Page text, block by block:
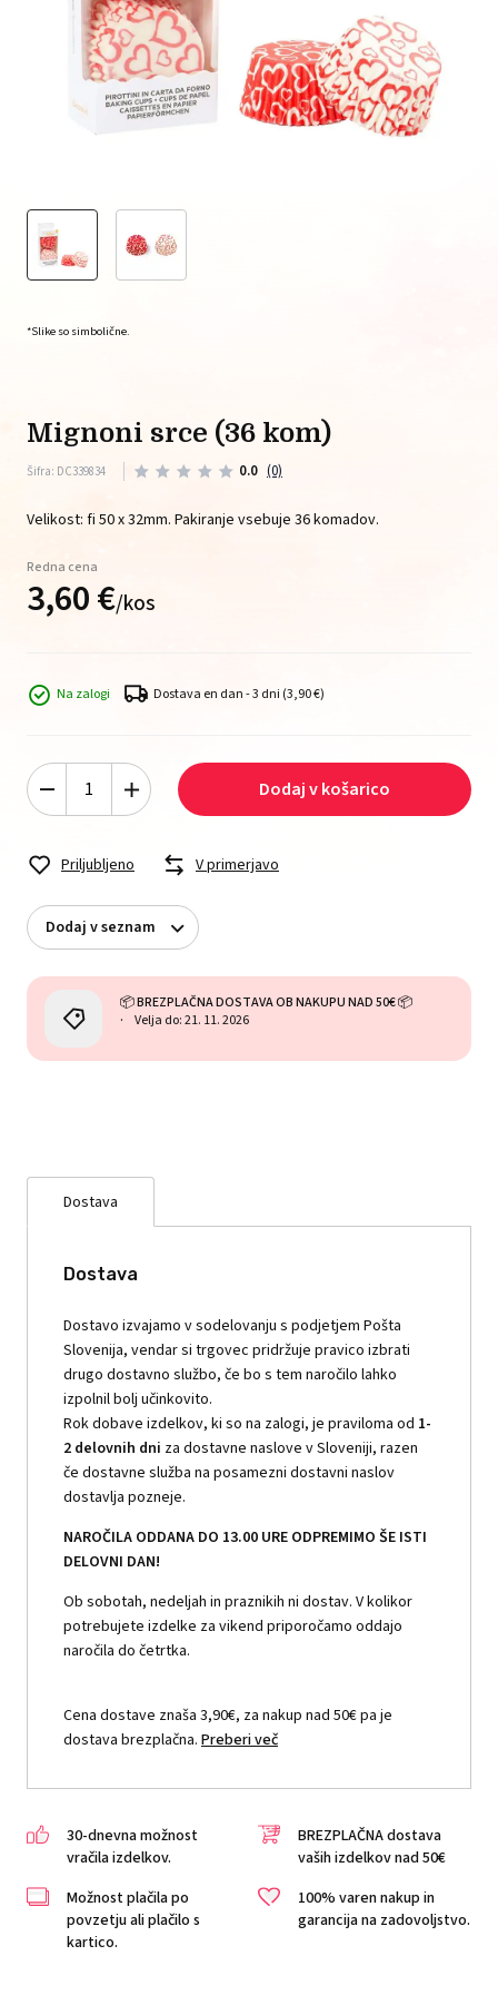
*Slike so simbolične.
mignoni srce (36 kom)
Šifra: DC339834 0.0 (0)
Velikost: fi 50 x 32mm. Pakiranje vsebuje 36 komadov.
Redna cena
3,60€/kos
Na zalogi Dostava en dan - 3 dni (3,90 €)
Dodaj v košarico
Priljubljeno V primerjavo
Dodaj v seznam
📦 BREZPLAČNA DOSTAVA OB NAKUPU NAD 50€ 📦
Velja do: 21. 11. 2026
Dostava
Dostava
Dostavo izvajamo v sodelovanju s podjetjem Pošta
Slovenija, vendar si trgovec pridržuje pravico izbrati
drugo dostavno službo, če bo s tem naročilo lahko
izpolnil bolj učinkovito.
Rok dobave izdelkov, ki so na zalogi, je praviloma od 1-
2 delovnih dni za dostavne naslove v Sloveniji, razen
če dostavne služba na posamezni dostavni naslov
dostavlja pozneje.
NAROČILA ODDANA DO 13.00 URE ODPREMIMO ŠE ISTI
DELOVNI DAN!
Ob sobotah, nedeljah in praznikih ni dostav. V kolikor
potrebujete izdelke za vikend priporočamo oddajo
naročila do četrtka.
Cena dostave znaša 3,90€, za nakup nad 50€ pa je
dostava brezplačna. Preberi več
30-dnevna možnost
vračila izdelkov.
BREZPLAČNA dostava
vaših izdelkov nad 50€
Možnost plačila po
povzetju ali plačilo s
kartico.
100% varen nakup in
garancija na zadovoljstvo.